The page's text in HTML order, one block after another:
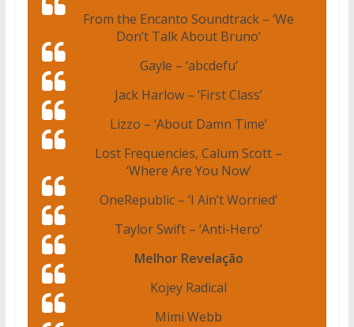
From the Encanto Soundtrack – ‘We
Don’t Talk About Bruno’
Gayle – ‘abcdefu’
Jack Harlow – ‘First Class’
Lizzo – ‘About Damn Time’
Lost Frequencies, Calum Scott –
‘Where Are You Now’
OneRepublic – ‘I Ain’t Worried’
Taylor Swift – ‘Anti-Hero’
Melhor Revelação
Kojey Radical
Mimi Webb